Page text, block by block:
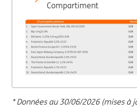
Compartiment
* Données au 30/06/2026 (mises à